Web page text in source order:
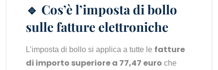
🔹 Cos’è l’imposta di bollo
sulle fatture elettroniche
L’imposta di bollo si applica a tutte le fatture
di importo superiore a 77,47 euro che